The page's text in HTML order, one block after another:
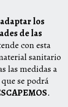
adaptar los
de las
con esta
sanitario
las medidas a
se podrá
.